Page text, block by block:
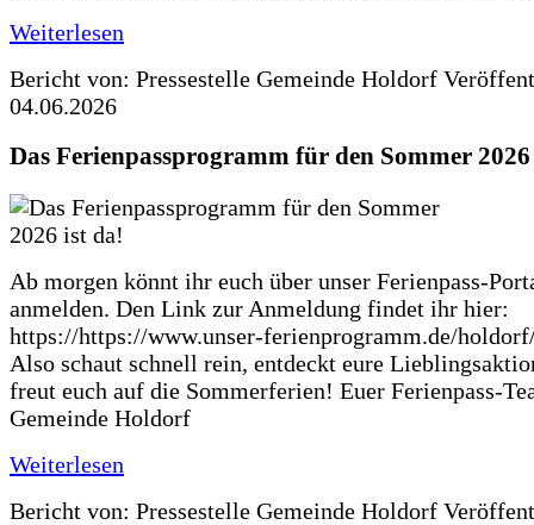
Weiterlesen
Bericht von: Pressestelle Gemeinde Holdorf
04.06.2026
Das Ferienpassprogramm für den Sommer
Ab morgen könnt ihr euch über unser Ferienpass-
anmelden. Den Link zur Anmeldung findet ihr hier:
https://https://www.unser-ferienprogramm.de/
Also schaut schnell rein, entdeckt eure
freut euch auf die Sommerferien! Euer Ferienpass-
Gemeinde Holdorf
Weiterlesen
Bericht von: Pressestelle Gemeinde Holdorf